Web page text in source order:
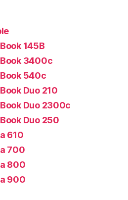
145B
3400c
540c
Duo 210
Duo 2300c
Duo 250
610
700
800
900